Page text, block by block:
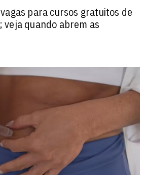
para cursos gratuitos de
quando abrem as